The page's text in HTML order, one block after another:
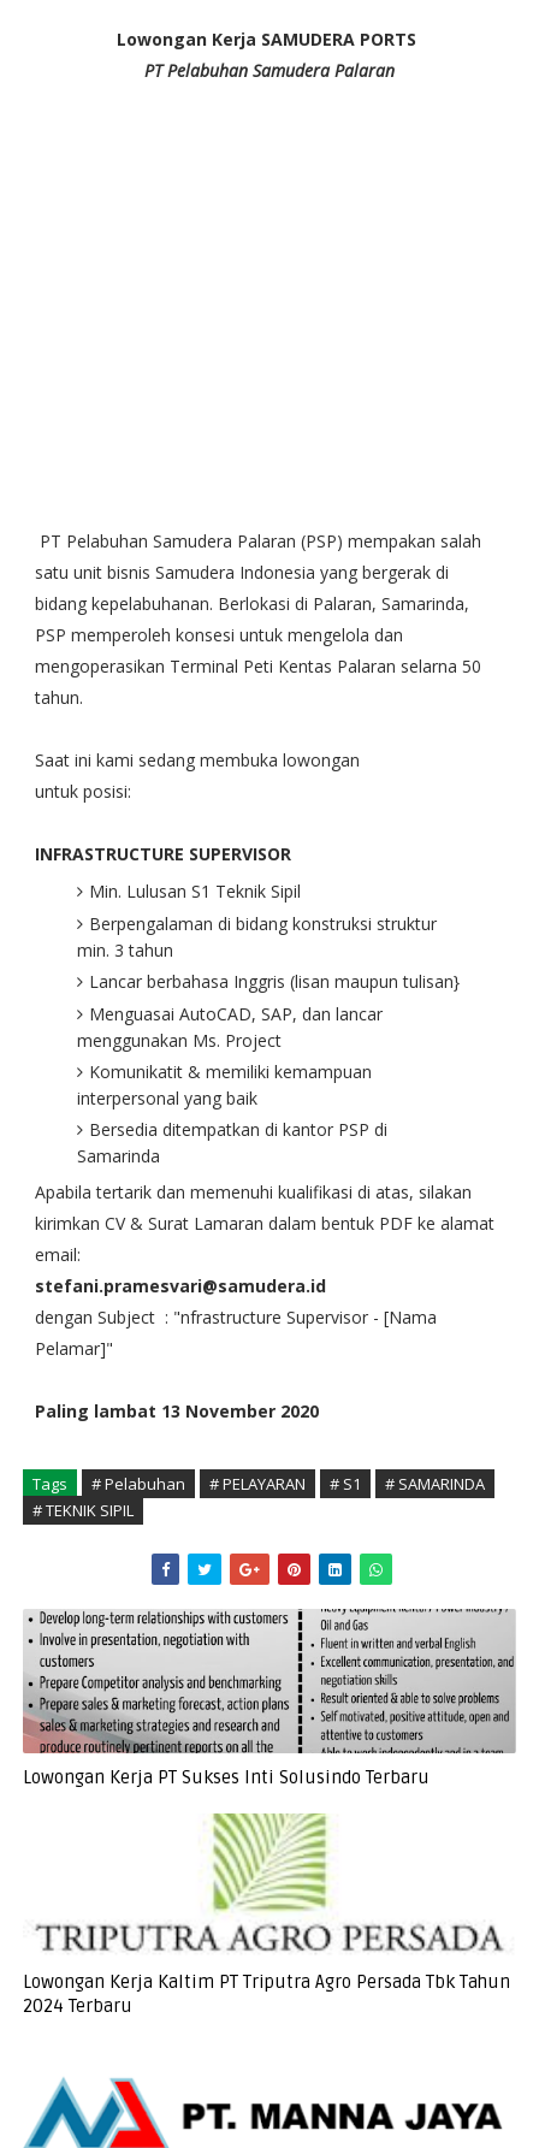
Lowongan Kerja SAMUDERA PORTS
PT Pelabuhan Samudera Palaran
PT Pelabuhan Samudera Palaran (PSP) mempakan salah
satu unit bisnis Samudera Indonesia yang bergerak di
bidang kepelabuhanan. Berlokasi di Palaran, Samarinda,
PSP memperoleh konsesi untuk mengelola dan
mengoperasikan Terminal Peti Kentas Palaran selarna 50
tahun.
Saat ini kami sedang membuka lowongan
untuk posisi:
INFRASTRUCTURE SUPERVISOR
Min. Lulusan S1 Teknik Sipil
Berpengalaman di bidang konstruksi struktur
min. 3 tahun
Lancar berbahasa Inggris (lisan maupun tulisan}
Menguasai AutoCAD, SAP, dan lancar
menggunakan Ms. Project
Komunikatit & memiliki kemampuan
interpersonal yang baik
Bersedia ditempatkan di kantor PSP di
Samarinda
Apabila tertarik dan memenuhi kualifikasi di atas, silakan
kirimkan CV & Surat Lamaran dalam bentuk PDF ke alamat
email:
stefani.pramesvari@samudera.id
dengan Subject : "nfrastructure Supervisor - [Nama
Pelamar]"
Paling lambat 13 November 2020
Tags # Pelabuhan # PELAYARAN # S1
# SAMARINDA
# TEKNIK SIPIL
Lowongan Kerja PT Sukses Inti Solusindo Terbaru
Lowongan Kerja Kaltim PT Triputra Agro Persada Tbk Tahun
2024 Terbaru